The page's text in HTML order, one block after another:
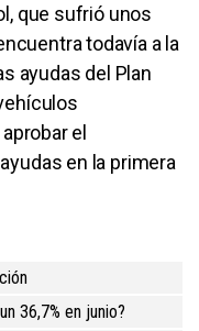
que sufrió unos
todavía a la
ayudas del Plan
el
en la primera
36,7% en junio?